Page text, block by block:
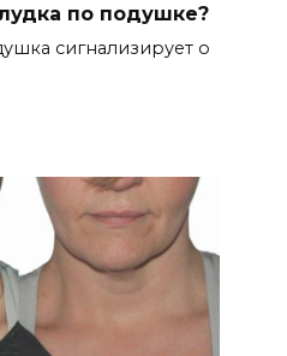
по подушке?
сигнализирует о